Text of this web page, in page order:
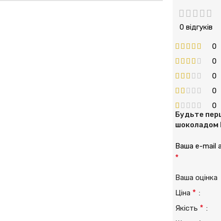
0 відгуків
0
0
0
0
0
Будьте
шоколадом
Ваша e-mail
*
Ваша
Ціна *
Якість *